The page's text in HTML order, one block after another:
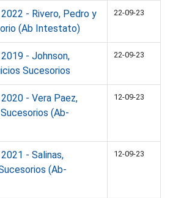
- Rivero, Pedro y
(Ab Intestato)
22-09-23
- Johnson,
Sucesorios
22-09-23
- Vera Paez,
(Ab-
12-09-23
- Salinas,
(Ab-
12-09-23